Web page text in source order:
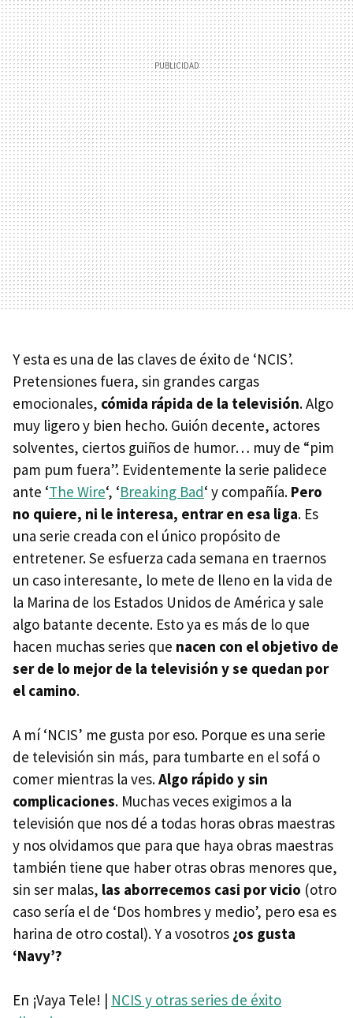
Y esta es una de las claves de éxito de ‘NCIS’.
Pretensiones fuera, sin grandes cargas
emocionales, cómida rápida de la televisión. Algo
muy ligero y bien hecho. Guión decente, actores
solventes, ciertos guiños de humor… muy de “pim
pam pum fuera”. Evidentemente la serie palidece
ante ‘The Wire‘, ‘Breaking Bad‘ y compañía. Pero
no quiere, ni le interesa, entrar en esa liga. Es
una serie creada con el único propósito de
entretener. Se esfuerza cada semana en traernos
un caso interesante, lo mete de lleno en la vida de
la Marina de los Estados Unidos de América y sale
algo batante decente. Esto ya es más de lo que
hacen muchas series que nacen con el objetivo de
ser de lo mejor de la televisión y se quedan por
el camino.
A mí ‘NCIS’ me gusta por eso. Porque es una serie
de televisión sin más, para tumbarte en el sofá o
comer mientras la ves.Algo rápido y sin
complicaciones. Muchas veces exigimos a la
televisión que nos dé a todas horas obras maestras
y nos olvidamos que para que haya obras maestras
también tiene que haber otras obras menores que,
sin ser malas, las aborrecemos casi por vicio (otro
caso sería el de ‘Dos hombres y medio’, pero esa es
harina de otro costal). Y a vosotros ¿os gusta
‘Navy’?
En ¡Vaya Tele! | NCIS y otras series de éxito